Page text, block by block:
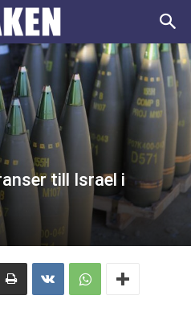
till Israel i